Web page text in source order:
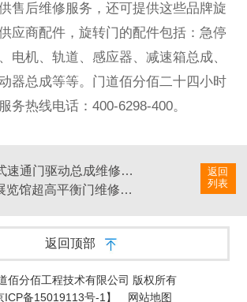
售后维修服务，还可提供这些品牌旋
应商配件，旋转门的配件包括：急停
电机、轨道、感应器、减速箱总成、
器总成等等。门道佰分佰二十四小时
务热线电话： 400-6298-400。
返回
列表
as摆动式速通门驱动总成维修服务
湖州市展览馆超高平衡门维修服务案例
返回顶部
佰分佰工程技术有限公司 版权所有
ICP备15019113号-1 】 网站地图